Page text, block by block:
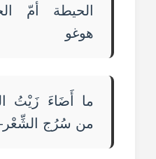
الحيطة أمّ
هوغو
ما أَضَاءَ زَيْتُ
من سُرُج